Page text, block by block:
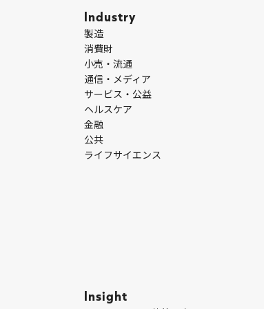
Industry
製造
消費財
小売・流通
通信・メディア
サービス・公益
ヘルスケア
金融
公共
ライフサイエンス
Insight